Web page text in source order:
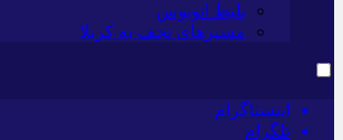
بلیط اتوبوس
مسیرهای نجف به کربلا
اینستاگرام
تلگرام